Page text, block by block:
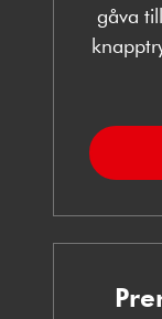
gåva till